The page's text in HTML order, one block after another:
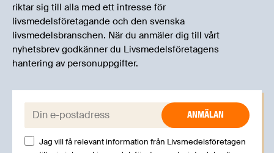
riktar sig till alla med ett intresse för
livsmedelsföretagande och den svenska
livsmedelsbranschen. När du anmäler dig till vårt
nyhetsbrev godkänner du Livsmedelsföretagens
hantering av personuppgifter.
E-post:
Jag vill få relevant information från Livsmedelsföretagen